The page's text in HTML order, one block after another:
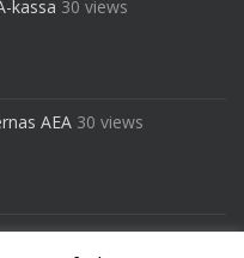
kassa 30 views
AEA 30 views